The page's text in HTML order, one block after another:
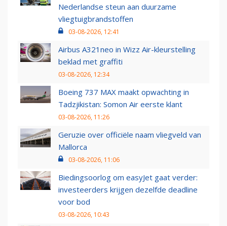
Nederlandse steun aan duurzame
vliegtuigbrandstoffen
03-08-2026, 12:41
Airbus A321neo in Wizz Air-kleurstelling
beklad met graffiti
03-08-2026, 12:34
Boeing 737 MAX maakt opwachting in
Tadzjikistan: Somon Air eerste klant
03-08-2026, 11:26
Geruzie over officiële naam vliegveld van
Mallorca
03-08-2026, 11:06
Biedingsoorlog om easyJet gaat verder:
investeerders krijgen dezelfde deadline
voor bod
03-08-2026, 10:43